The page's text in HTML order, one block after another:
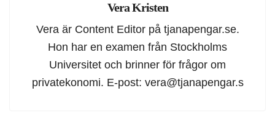
Vera Kristen
Vera är Content Editor på tjanapengar.se.
Hon har en examen från Stockholms
Universitet och brinner för frågor om
privatekonomi. E-post: vera@tjanapengar.s